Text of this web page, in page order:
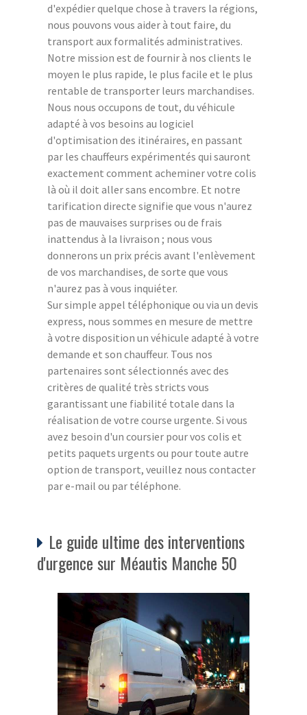
d'expédier quelque chose à travers la régions,
nous pouvons vous aider à tout faire, du
transport aux formalités administratives.
Notre mission est de fournir à nos clients le
moyen le plus rapide, le plus facile et le plus
rentable de transporter leurs marchandises.
Nous nous occupons de tout, du véhicule
adapté à vos besoins au logiciel
d'optimisation des itinéraires, en passant
par les chauffeurs expérimentés qui sauront
exactement comment acheminer votre colis
là où il doit aller sans encombre. Et notre
tarification directe signifie que vous n'aurez
pas de mauvaises surprises ou de frais
inattendus à la livraison ; nous vous
donnerons un prix précis avant l'enlèvement
de vos marchandises, de sorte que vous
n'aurez pas à vous inquiéter.
Sur simple appel téléphonique ou via un devis
express, nous sommes en mesure de mettre
à votre disposition un véhicule adapté à votre
demande et son chauffeur. Tous nos
partenaires sont sélectionnés avec des
critères de qualité très stricts vous
garantissant une fiabilité totale dans la
réalisation de votre course urgente. Si vous
avez besoin d'un coursier pour vos colis et
petits paquets urgents ou pour toute autre
option de transport, veuillez nous contacter
par e-mail ou par téléphone.
Le guide ultime des interventions
d'urgence sur Méautis Manche 50